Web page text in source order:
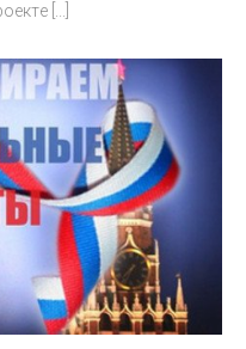
[...]